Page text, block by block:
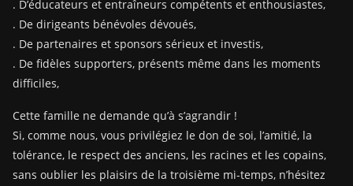
. D’éducateurs et entraîneurs compétents et enthousiastes,
. De dirigeants bénévoles dévoués,
. De partenaires et sponsors sérieux et investis,
. De fidèles supporters, présents même dans les moments
difficiles,
Cette famille ne demande qu’à s’agrandir !
Si, comme nous, vous privilégiez le don de soi, l’amitié, la
tolérance, le respect des anciens, les racines et les copains,
sans oublier les plaisirs de la troisième mi-temps, n’hésitez